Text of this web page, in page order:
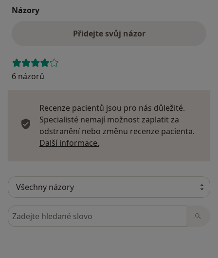
Názory
Přidejte svůj názor
6 názorů
Recenze pacientů jsou pro nás důležité.
Specialisté nemají možnost zaplatit za
odstranění nebo změnu recenze pacienta.
Další informace.
Hledejte v názorech